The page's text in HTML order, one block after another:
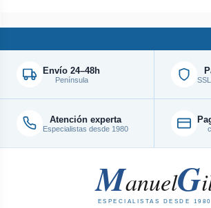
Envío 24–48h
Península
Atención experta
Especialistas desde 1980
ManuelG
ESPECIALISTAS DESDE 1980